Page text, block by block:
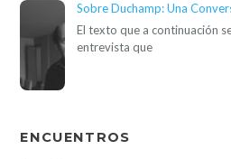
Sobre Duchamp: Una
El texto que a continuación
entrevista que
ENCUENTROS